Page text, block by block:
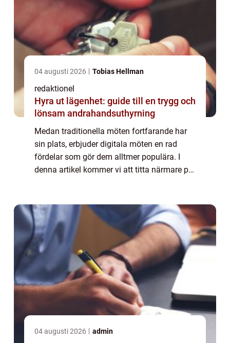
04 augusti 2026 Tobias Hellman
redaktionel
Hyra ut lägenhet: guide till en trygg och
lönsam andrahandsuthyrning
Medan traditionella möten fortfarande har
sin plats, erbjuder digitala möten en rad
fördelar som gör dem alltmer populära. I
denna artikel kommer vi att titta närmare på
04 augusti 2026 admin